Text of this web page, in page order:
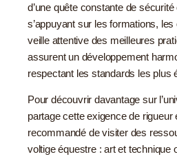
d’une quête constante de sécurité
s’appuyant sur les formations,
veille attentive des meilleures
assurent un développement
respectant les standards les plus
Pour découvrir davantage sur
partage cette exigence de rigueur
recommandé de visiter des
voltige équestre : art et technique